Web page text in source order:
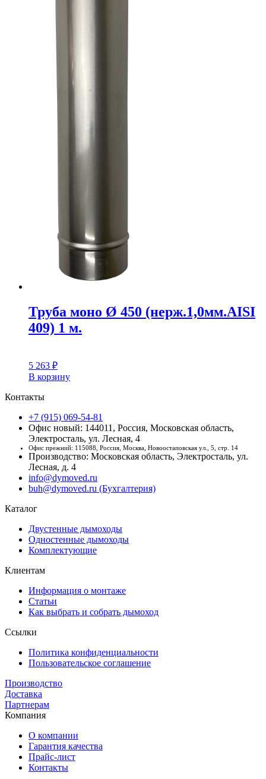
Труба моно Ø 450 (нерж.1,0мм.AISI
409) 1 м.
5 263 ₽
В корзину
Контакты
+7 (915) 069-54-81
Офис новый: 144011, Россия, Московская область,
Электросталь, ул. Лесная, 4
Офис прежний: 115088, Россия, Москва, Новоостаповская ул., 5, стр. 14
Производство: Московская область, Электросталь, ул.
Лесная, д. 4
info@dymoved.ru
buh@dymoved.ru (Бухгалтерия)
Каталог
Двустенные дымоходы
Одностенные дымоходы
Комплектующие
Клиентам
Информация о монтаже
Статьи
Как выбрать и собрать дымоход
Ссылки
Политика конфиденциальности
Пользовательское соглашение
Производство
Доставка
Партнерам
Компания
О компании
Гарантия качества
Прайс-лист
Контакты